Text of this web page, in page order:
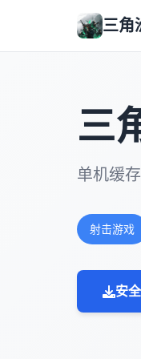
三角
三
单机缓
射击游戏
安